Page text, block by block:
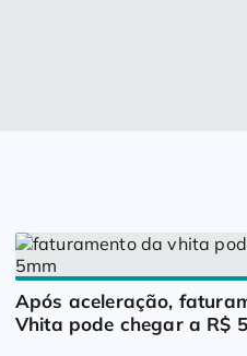
Após aceleração,
Vhita pode chegar a R$